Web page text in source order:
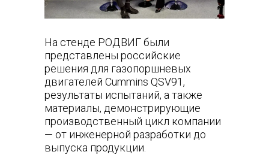
На стенде РОДВИГ были
представлены российские
решения для газопоршневых
двигателей Cummins QSV91,
результаты испытаний, а также
материалы, демонстрирующие
производственный цикл компании
— от инженерной разработки до
выпуска продукции.